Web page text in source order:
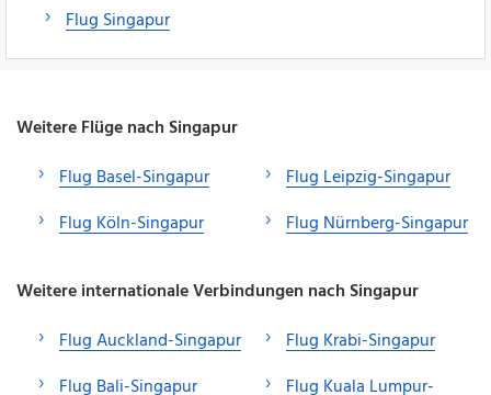
Flug Singapur
Weitere Flüge nach Singapur
Flug Basel-Singapur
Flug Köln-Singapur
Flug Leipzig-Singapur
Flug Nürnberg-Singapur
Weitere internationale Verbindungen nach Singapur
Flug Auckland-Singapur
Flug Bali-Singapur
Flug Krabi-Singapur
Flug Kuala Lumpur-